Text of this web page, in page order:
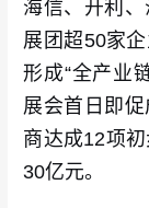
海信、开利
展团超50家
形成“全产业
展会首日即
商达成12项
30亿元。